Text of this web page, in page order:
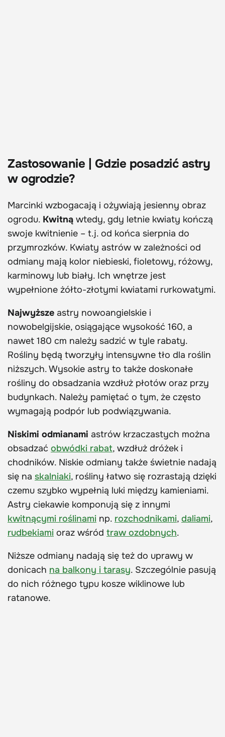
Zastosowanie | Gdzie posadzić astry
w ogrodzie?
Marcinki wzbogacają i ożywiają jesienny obraz
ogrodu. Kwitną wtedy, gdy letnie kwiaty kończą
swoje kwitnienie – t.j. od końca sierpnia do
przymrozków. Kwiaty astrów w zależności od
odmiany mają kolor niebieski, fioletowy, różowy,
karminowy lub biały. Ich wnętrze jest
wypełnione żółto-złotymi kwiatami rurkowatymi.
Najwyższe astry nowoangielskie i
nowobelgijskie, osiągające wysokość 160, a
nawet 180 cm należy sadzić w tyle rabaty.
Rośliny będą tworzyły intensywne tło dla roślin
niższych. Wysokie astry to także doskonałe
rośliny do obsadzania wzdłuż płotów oraz przy
budynkach. Należy pamiętać o tym, że często
wymagają podpór lub podwiązywania.
Niskimi odmianami astrów krzaczastych można
obsadzać obwódki rabat, wzdłuż dróżek i
chodników. Niskie odmiany także świetnie nadają
się na skalniaki, rośliny łatwo się rozrastają dzięki
czemu szybko wypełnią luki między kamieniami.
Astry ciekawie komponują się z innymi
kwitnącymi roślinami np. rozchodnikami, daliami,
rudbekiami oraz wśród traw ozdobnych.
Niższe odmiany nadają się też do uprawy w
donicach na balkony i tarasy. Szczególnie pasują
do nich różnego typu kosze wiklinowe lub
ratanowe.